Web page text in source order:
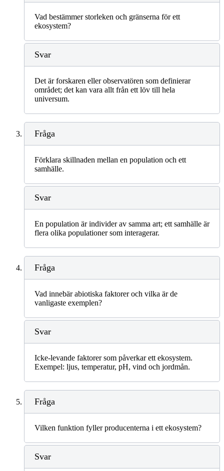
Vad bestämmer storleken och gränserna för ett
ekosystem?
Svar
Det är forskaren eller observatören som definierar
området; det kan vara allt från ett löv till hela
universum.
Fråga
Förklara skillnaden mellan en population och ett
samhälle.
Svar
En population är individer av samma art; ett samhälle är
flera olika populationer som interagerar.
Fråga
Vad innebär abiotiska faktorer och vilka är de
vanligaste exemplen?
Svar
Icke-levande faktorer som påverkar ett ekosystem.
Exempel: ljus, temperatur, pH, vind och jordmån.
Fråga
Vilken funktion fyller producenterna i ett ekosystem?
Svar